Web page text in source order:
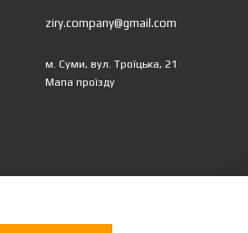
ziry.company@gmail.com
м. Суми, вул. Троїцька, 21
Мапа проїзду